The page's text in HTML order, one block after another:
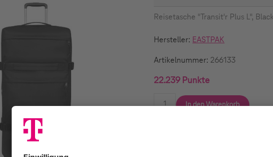
Reisetasche "Transit'r Plus L", Black
Hersteller: EASTPAK
Artikelnummer: 266133
22.239 Punkte
In den Warenkorb